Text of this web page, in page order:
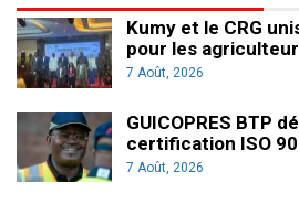
Kumy et le CRG
pour les
7 Août, 2026
GUICOPRES BTP
certification ISO
7 Août, 2026